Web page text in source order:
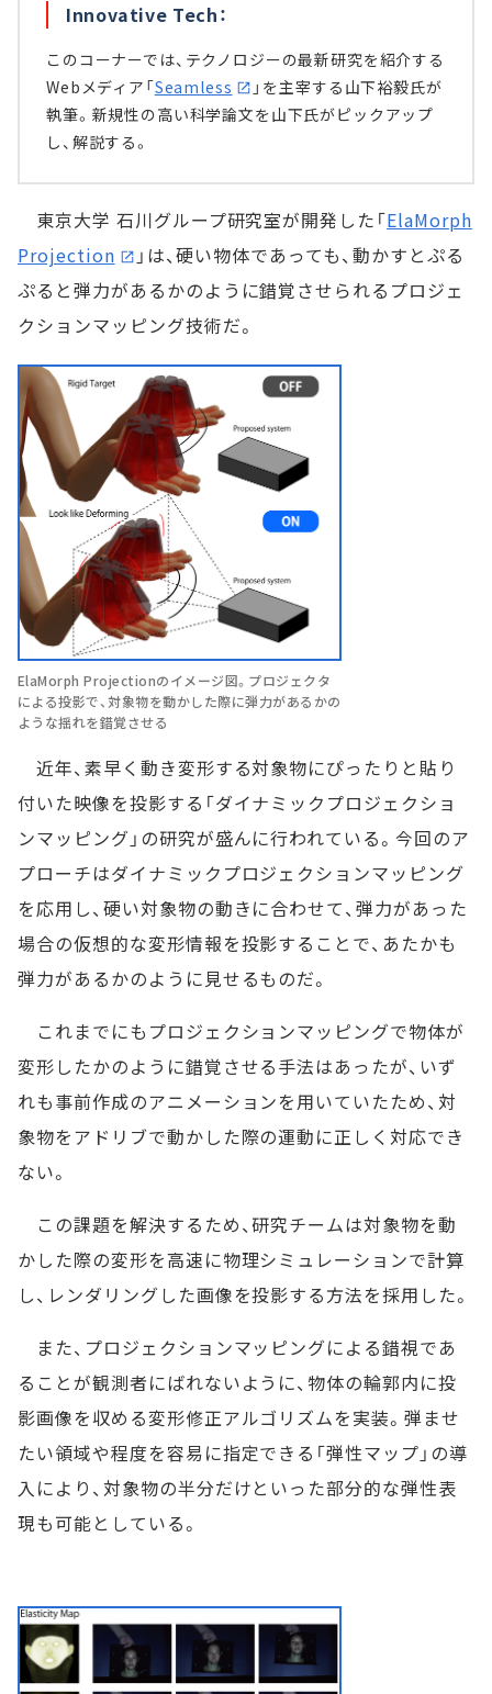
Innovative Tech：
このコーナーでは、テクノロジーの最新研究を紹介する
Webメディア「Seamless
」を主宰する山下裕毅氏が
執筆。新規性の高い科学論文を山下氏がピックアップ
し、解説する。
東京大学 石川グループ研究室が開発した「ElaMorph
Projection
」は、硬い物体であっても、動かすとぷる
ぷると弾力があるかのように錯覚させられるプロジェ
クションマッピング技術だ。
ElaMorph Projectionのイメージ図。プロジェクタ
による投影で、対象物を動かした際に弾力があるかの
ような揺れを錯覚させる
近年、素早く動き変形する対象物にぴったりと貼り
付いた映像を投影する「ダイナミックプロジェクショ
ンマッピング」の研究が盛んに行われている。今回のア
プローチはダイナミックプロジェクションマッピング
を応用し、硬い対象物の動きに合わせて、弾力があった
場合の仮想的な変形情報を投影することで、あたかも
弾力があるかのように見せるものだ。
これまでにもプロジェクションマッピングで物体が
変形したかのように錯覚させる手法はあったが、いず
れも事前作成のアニメーションを用いていたため、対
象物をアドリブで動かした際の運動に正しく対応でき
ない。
この課題を解決するため、研究チームは対象物を動
かした際の変形を高速に物理シミュレーションで計算
し、レンダリングした画像を投影する方法を採用した。
また、プロジェクションマッピングによる錯視であ
ることが観測者にばれないように、物体の輪郭内に投
影画像を収める変形修正アルゴリズムを実装。弾ませ
たい領域や程度を容易に指定できる「弾性マップ」の導
入により、対象物の半分だけといった部分的な弾性表
現も可能としている。